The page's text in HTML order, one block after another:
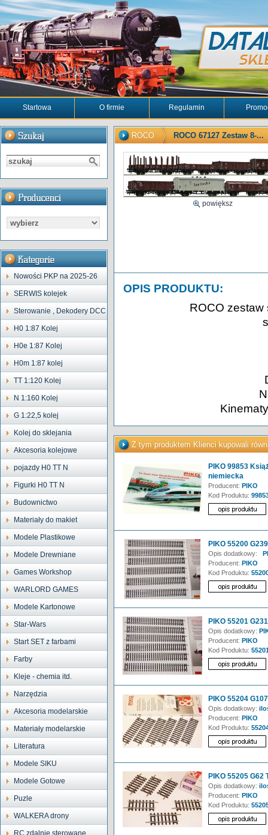
Startowa O firmie Regulamin
Nowości PKP na 2025-26
SERWIS kolejek
Sterowanie , Dekodery DCC
H0 1:87 Kolej
H0e 1:87 Kolej
H0m 1:87 kolej
TT 1:120 Kolej
N 1:160 Kolej
G 1:22,5 kolej
Kolej do sklejania
Akcesoria kolejowe
pojazdy H0 TT N
Figurki H0 TT N
Budownictwo
Materiały do makiet
Modele Plastikowe
Modele Drewniane
Games Workshop
WARLORD GAMES
Modele Kartonowe
Star-Wars
Start SET z farbami
Farby
Kleje - chemia itd.
Narzędzia
Akcesoria modelarskie
Materiały modelarskie
Literatura
Modele SIKU
Modele Gotowe
Puzle
WALKERA drony
RC zdalnie sterowane
ROCO ROCO 67127 Zestaw 8-...
powiększ
OPIS PRODUKTU:
ROCO
Z tym produktem Klienci kupowali
PIKO 99853
niemiecka
Producent: PIKO
Kod Produktu:
PIKO 55200
Opis dodatkowy:
Producent: PIKO
Kod Produktu:
PIKO 55201
Opis dodatkowy:
Producent: PIKO
Kod Produktu:
PIKO 55204
Opis dodatkowy:
Producent: PIKO
Kod Produktu:
PIKO 55205 G62
Opis dodatkowy:
Producent: PIKO
Kod Produktu: